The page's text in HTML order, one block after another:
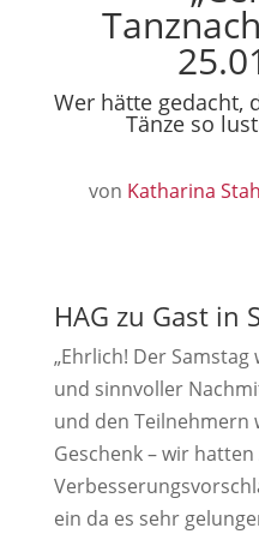
Wer hätte gedacht,
Tänze so
von Katharina
HAG zu Gast in
„Ehrlich! Der
und sinnvoller
und den Teilnehmern
Geschenk – wir
ein da es sehr